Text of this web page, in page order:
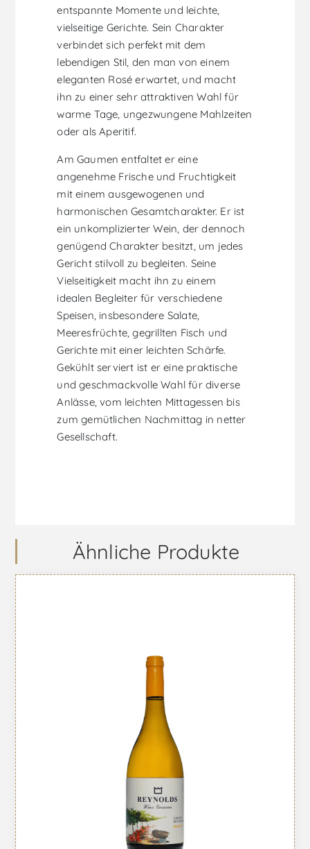
entspannte Momente und leichte,
vielseitige Gerichte. Sein Charakter
verbindet sich perfekt mit dem
lebendigen Stil, den man von einem
eleganten Rosé erwartet, und macht
ihn zu einer sehr attraktiven Wahl für
warme Tage, ungezwungene Mahlzeiten
oder als Aperitif.
Am Gaumen entfaltet er eine
angenehme Frische und Fruchtigkeit
mit einem ausgewogenen und
harmonischen Gesamtcharakter. Er ist
ein unkomplizierter Wein, der dennoch
genügend Charakter besitzt, um jedes
Gericht stilvoll zu begleiten. Seine
Vielseitigkeit macht ihn zu einem
idealen Begleiter für verschiedene
Speisen, insbesondere Salate,
Meeresfrüchte, gegrillten Fisch und
Gerichte mit einer leichten Schärfe.
Gekühlt serviert ist er eine praktische
und geschmackvolle Wahl für diverse
Anlässe, vom leichten Mittagessen bis
zum gemütlichen Nachmittag in netter
Gesellschaft.
Ähnliche Produkte